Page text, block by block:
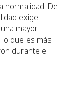
normalidad. De
exige
mayor
que es más
durante el